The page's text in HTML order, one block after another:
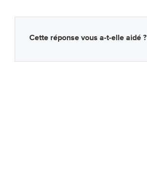
Cette réponse vous a-t-elle aidé ?